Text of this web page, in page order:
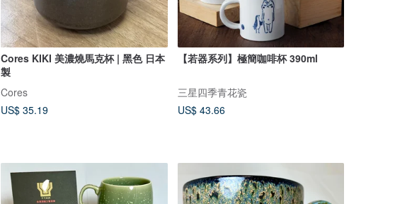
Cores KIKI 美濃燒馬克杯 | 黑色 日本
製
Cores
US$ 35.19
【若器系列】極簡咖啡杯 390ml
三星四季青花瓷
US$ 43.66